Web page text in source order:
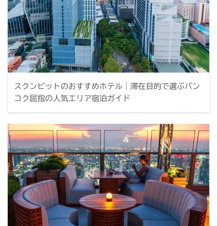
スクンビットのおすすめホテル｜滞在目的で選ぶバン
コク屈指の人気エリア宿泊ガイド